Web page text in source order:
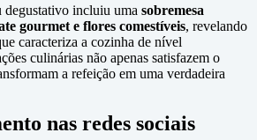
incluiu uma sobremesa
gourmet e flores comestíveis, revelando
caracteriza a cozinha de nível
culinárias não apenas satisfazem o
a refeição em uma verdadeira
nas redes sociais